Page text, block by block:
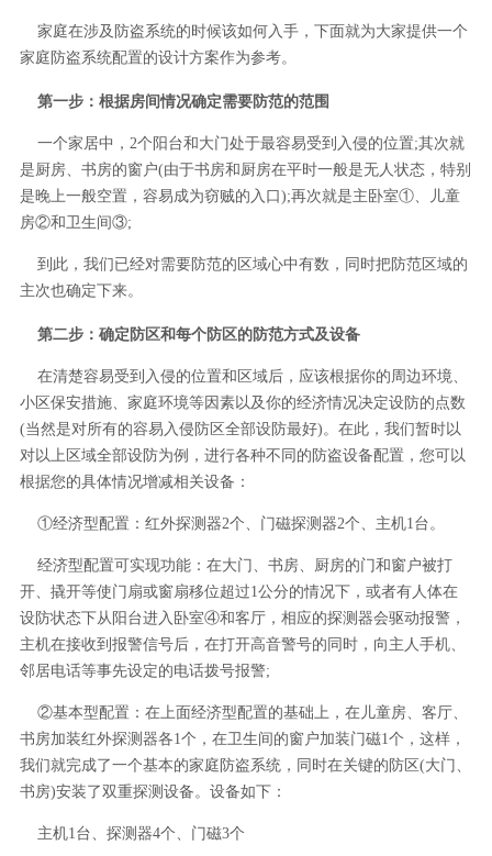
家庭在涉及防盗系统的时候该如何入手，下面就为大家提供一个
家庭防盗系统配置的设计方案作为参考。
第一步：根据房间情况确定需要防范的范围
一个家居中，2个阳台和大门处于最容易受到入侵的位置;其次就
是厨房、书房的窗户(由于书房和厨房在平时一般是无人状态，特别
是晚上一般空置，容易成为窃贼的入口);再次就是主卧室①、儿童
房②和卫生间③;
到此，我们已经对需要防范的区域心中有数，同时把防范区域的
主次也确定下来。
第二步：确定防区和每个防区的防范方式及设备
在清楚容易受到入侵的位置和区域后，应该根据你的周边环境、
小区保安措施、家庭环境等因素以及你的经济情况决定设防的点数
(当然是对所有的容易入侵防区全部设防最好)。在此，我们暂时以
对以上区域全部设防为例，进行各种不同的防盗设备配置，您可以
根据您的具体情况增减相关设备：
①经济型配置：红外探测器2个、门磁探测器2个、主机1台。
经济型配置可实现功能：在大门、书房、厨房的门和窗户被打
开、撬开等使门扇或窗扇移位超过1公分的情况下，或者有人体在
设防状态下从阳台进入卧室④和客厅，相应的探测器会驱动报警，
主机在接收到报警信号后，在打开高音警号的同时，向主人手机、
邻居电话等事先设定的电话拨号报警;
②基本型配置：在上面经济型配置的基础上，在儿童房、客厅、
书房加装红外探测器各1个，在卫生间的窗户加装门磁1个，这样，
我们就完成了一个基本的家庭防盗系统，同时在关键的防区(大门、
书房)安装了双重探测设备。设备如下：
主机1台、探测器4个、门磁3个